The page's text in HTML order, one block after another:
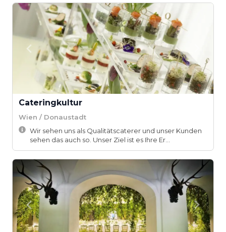
Cateringkultur
Wien / Donaustadt
Wir sehen uns als Qualitätscaterer und unser Kunden
sehen das auch so. Unser Ziel ist es Ihre Er...